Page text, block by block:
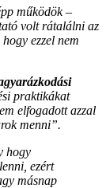
működök–
volt rátalálni az
ezzel nem
praktikákat
elfogadott azzal
menni”.
hogy
ezért
másnap